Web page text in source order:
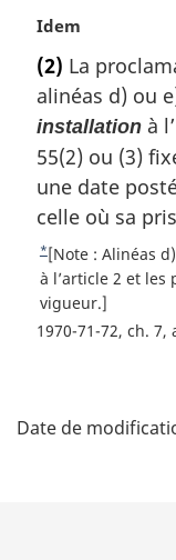
n
a
e
:
b
a
s
d
e
p
a
g
e
N
t
e
m
a
r
g
i
n
a
:
Idem
(2) La
alinéas d) ou
installation à
55(2) ou (3)
une date
celle où sa
R
e
t
o
l
*[Note : Alinéas
à l’article 2 et les
vigueur.]
1970-71-72, ch. 7,
é
Date de